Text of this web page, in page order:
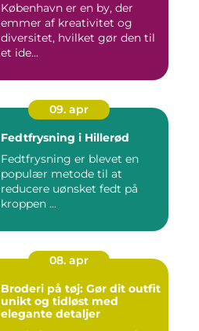
København er en by, der
emmer af kreativitet og
diversitet, hvilket gør den til
et ide...
09. apr
Fedtfrysning i Hillerød
Fedtfrysning er blevet en
populær metode til at
reducere uønsket fedt på
kroppen ...
08. apr
Broderi på tøj: Gør dit outfit
unikt og tidløst med
elegante detaljer